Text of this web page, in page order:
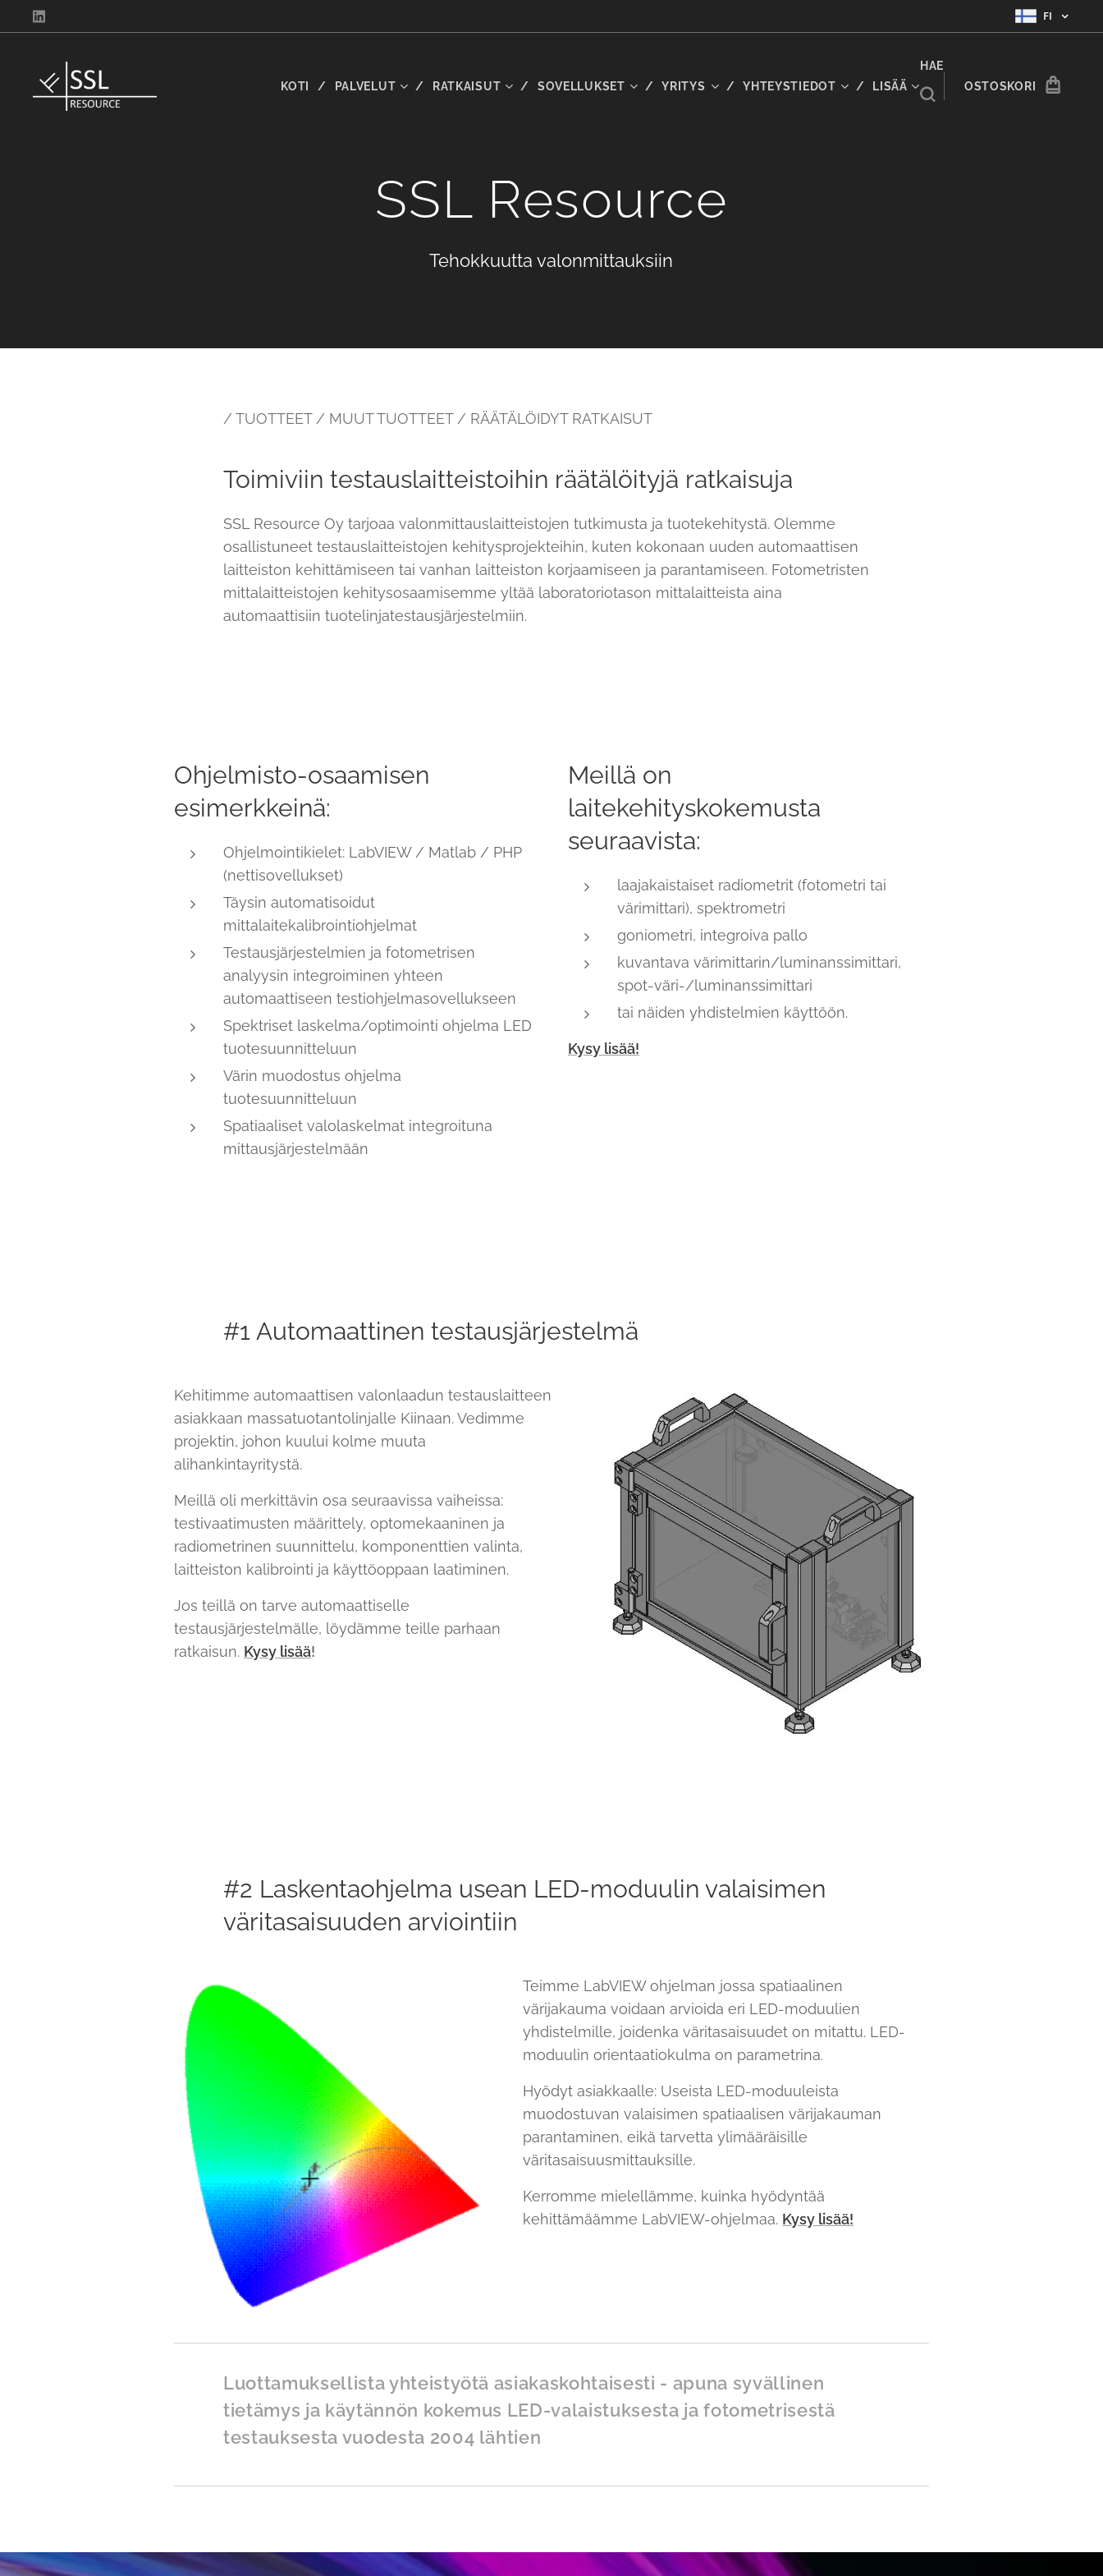
FI
KOTI PALVELUT RATKAISUT SOVELLUKSET YRITYS YHTEYSTIEDOT LISÄÄ
HAE
OSTOSKORI
SSL Resource
Tehokkuutta valonmittauksiin
/ TUOTTEET / MUUT TUOTTEET / RÄÄTÄLÖIDYT RATKAISUT
Toimiviin testauslaitteistoihin räätälöityjä ratkaisuja
SSL Resource Oy tarjoaa valonmittauslaitteistojen tutkimusta ja tuotekehitystä. Olemme
osallistuneet testauslaitteistojen kehitysprojekteihin, kuten kokonaan uuden automaattisen
laitteiston kehittämiseen tai vanhan laitteiston korjaamiseen ja parantamiseen. Fotometristen
mittalaitteistojen kehitysosaamisemme yltää laboratoriotason mittalaitteista aina
automaattisiin tuotelinjatestausjärjestelmiin.
Ohjelmisto-osaamisen
esimerkkeinä:
Ohjelmointikielet: LabVIEW / Matlab / PHP
(nettisovellukset)
Täysin automatisoidut
mittalaitekalibrointiohjelmat
Testausjärjestelmien ja fotometrisen
analyysin integroiminen yhteen
automaattiseen testiohjelmasovellukseen
Spektriset laskelma/optimointi ohjelma LED
tuotesuunnitteluun
Värin muodostus ohjelma
tuotesuunnitteluun
Spatiaaliset valolaskelmat integroituna
mittausjärjestelmään
Meillä on
laitekehityskokemusta
seuraavista:
laajakaistaiset radiometrit (fotometri tai
värimittari), spektrometri
goniometri, integroiva pallo
kuvantava värimittarin/luminanssimittari,
spot-väri-/luminanssimittari
tai näiden yhdistelmien käyttöön.
Kysy lisää!
#1 Automaattinen testausjärjestelmä
Kehitimme automaattisen valonlaadun testauslaitteen
asiakkaan massatuotantolinjalle Kiinaan. Vedimme
projektin, johon kuului kolme muuta
alihankintayritystä.
Meillä oli merkittävin osa seuraavissa vaiheissa:
testivaatimusten määrittely, optomekaaninen ja
radiometrinen suunnittelu, komponenttien valinta,
laitteiston kalibrointi ja käyttöoppaan laatiminen.
Jos teillä on tarve automaattiselle
testausjärjestelmälle, löydämme teille parhaan
ratkaisun. Kysy lisää!
#2 Laskentaohjelma usean LED-moduulin valaisimen
väritasaisuuden arviointiin
Teimme LabVIEW ohjelman jossa spatiaalinen
värijakauma voidaan arvioida eri LED-moduulien
yhdistelmille, joidenka väritasaisuudet on mitattu. LED-
moduulin orientaatiokulma on parametrina.
Hyödyt asiakkaalle: Useista LED-moduuleista
muodostuvan valaisimen spatiaalisen värijakauman
parantaminen, eikä tarvetta ylimääräisille
väritasaisuusmittauksille.
Kerromme mielellämme, kuinka hyödyntää
kehittämäämme LabVIEW-ohjelmaa. Kysy lisää!
Luottamuksellista yhteistyötä asiakaskohtaisesti - apuna syvällinen
tietämys ja käytännön kokemus LED-valaistuksesta ja fotometrisestä
testauksesta vuodesta 2004 lähtien